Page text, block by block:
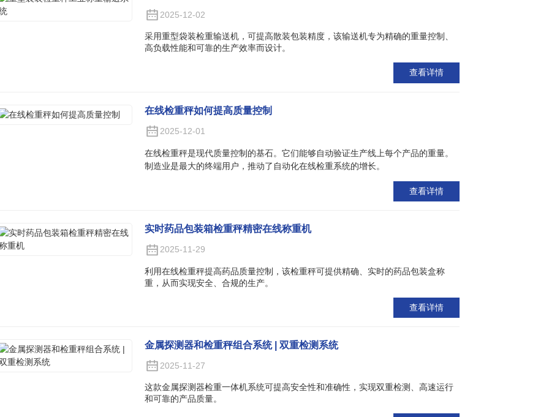
2025-12-02
采用重型袋装检重输送机，可提高散装包装精度，该输送机专为精确的重量控制、
高负载性能和可靠的生产效率而设计。
查看详情
在线检重秤如何提高质量控制
2025-12-01
在线检重秤是现代质量控制的基石。它们能够自动验证生产线上每个产品的重量。
制造业是最大的终端用户，推动了自动化在线检重系统的增长。
查看详情
实时药品包装箱检重秤精密在线称重机
2025-11-29
利用在线检重秤提高药品质量控制，该检重秤可提供精确、实时的药品包装盒称
重，从而实现安全、合规的生产。
查看详情
金属探测器和检重秤组合系统 | 双重检测系统
2025-11-27
这款金属探测器检重一体机系统可提高安全性和准确性，实现双重检测、高速运行
和可靠的产品质量。